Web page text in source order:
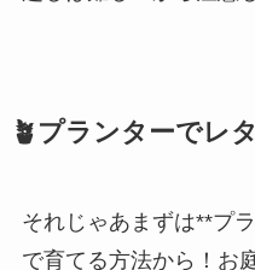
🪴プランターでレ
それじゃあまずは**プ
で育てる方法から！お